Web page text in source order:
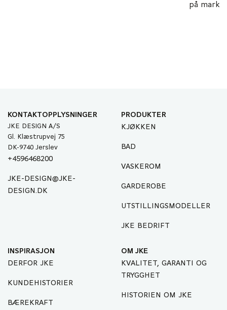
på
KONTAKTOPPLYSNINGER
JKE DESIGN A/S
Gl. Klæstrupvej 75
DK-9740 Jerslev
+4596468200
JKE-DESIGN@JKE-
DESIGN.DK
PRODUKTER
KJØKKEN
BAD
VASKEROM
GARDEROBE
UTSTILLINGSMODELLER
JKE BEDRIFT
INSPIRASJON
DERFOR JKE
KUNDEHISTORIER
BÆREKRAFT
OM JKE
KVALITET, GARANTI OG
TRYGGHET
HISTORIEN OM JKE